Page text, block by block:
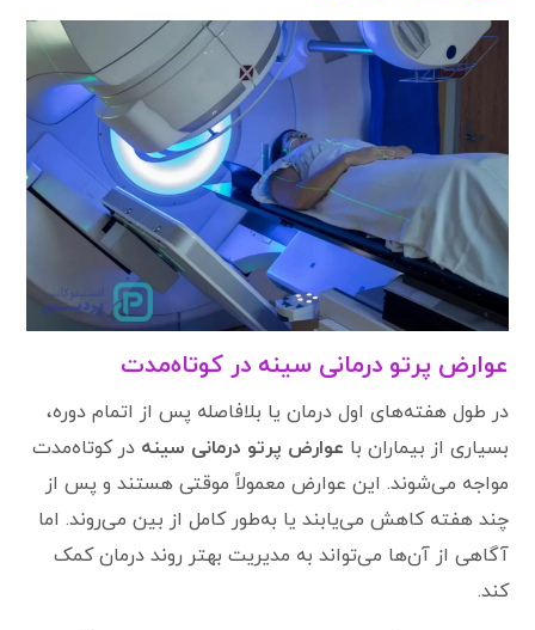
عوارض پرتو درمانی سینه در کوتاه‌مدت
در طول هفته‌های اول درمان یا بلافاصله پس از اتمام دوره،
بسیاری از بیماران با عوارض پرتو درمانی سینه در کوتاه‌مدت
مواجه می‌شوند. این عوارض معمولاً موقتی هستند و پس از
چند هفته کاهش می‌یابند یا به‌طور کامل از بین می‌روند. اما
آگاهی از آن‌ها می‌تواند به مدیریت بهتر روند درمان کمک
کند.